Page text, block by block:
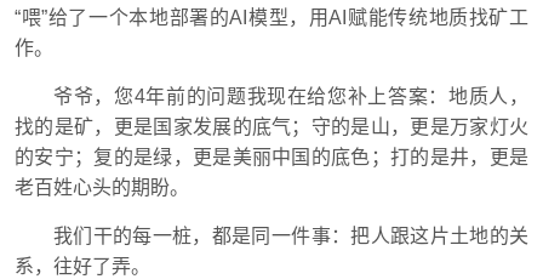
“喂”给了一个本地部署的AI模型，用AI赋能传统地质找矿工
作。
爷爷，您4年前的问题我现在给您补上答案：地质人，
找的是矿，更是国家发展的底气；守的是山，更是万家灯火
的安宁；复的是绿，更是美丽中国的底色；打的是井，更是
老百姓心头的期盼。
我们干的每一桩，都是同一件事：把人跟这片土地的关
系，往好了弄。